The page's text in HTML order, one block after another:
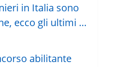
in Italia sono
ecco gli ultimi …